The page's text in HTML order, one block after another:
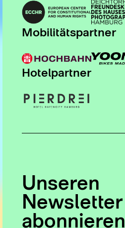
Mobilitätspartner
Hotelpartner
Unseren
Newsletter
abonnieren